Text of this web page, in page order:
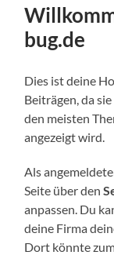
bug.de
Dies ist deine
Beiträgen, da
den meisten
angezeigt wird.
Als
Seite über den
anpassen. Du
deine Firma
Dort könnte